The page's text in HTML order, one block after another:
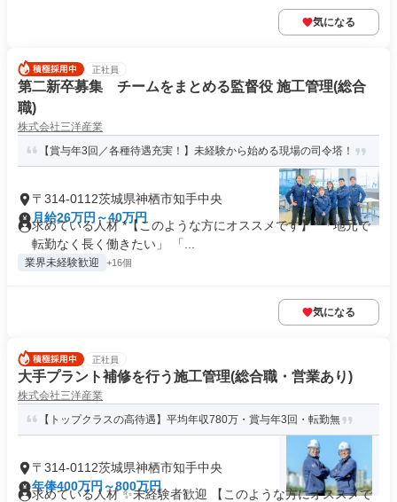
気になる
正社員
第二新卒募集 チームをまとめる監督役 施工管理(総合
職)
株式会社三洋産業
【賞与年3回／各種待遇充実！】未経験から始める現場の司令塔！
〒314-0112茨城県神栖市知手中央
月給26万円～40万円
求めている人材 *【このような方にオススメです】* 「地元で
転勤なく長く働きたい」 「...
業界未経験歓迎 +16個
気になる
正社員
大手プラント補修を行う施工管理(総合職・営業あり)
株式会社三洋産業
【トップクラスの高待遇】平均年収780万・賞与年3回・転勤無
〒314-0112茨城県神栖市知手中央
年俸400万円～800万円
求めている人材 ✨未経験者歓迎 【このような方にオススメで